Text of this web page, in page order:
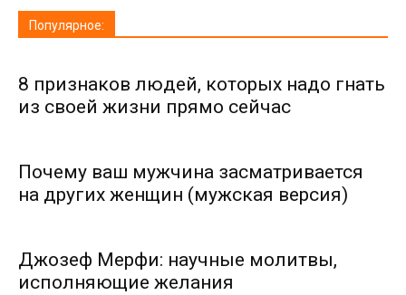
Популярное:
8 признаков людей, которых надо гнать
из своей жизни прямо сейчас
Почему ваш мужчина засматривается
на других женщин (мужская версия)
Джозеф Мерфи: научные молитвы,
исполняющие желания